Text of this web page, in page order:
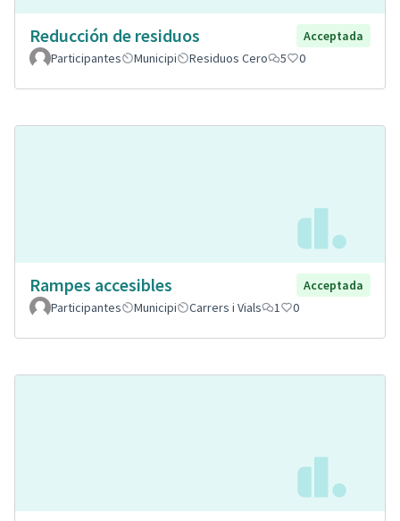
Reducción de residuos
Acceptada
Participantes
Municipi Residuos Cero 5 0
Rampes accesibles
Acceptada
Participantes
Municipi Carrers i Vials 1 0